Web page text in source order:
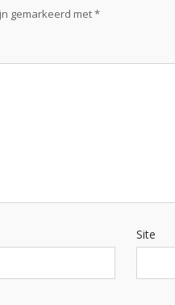
gemarkeerd met*
Site